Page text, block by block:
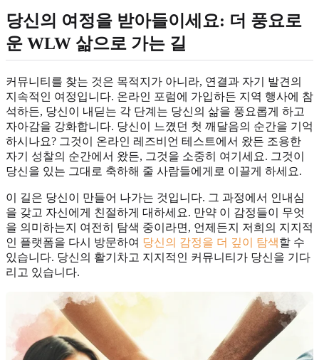
당신의 여정을 받아들이세요: 더 풍요로
운 WLW 삶으로 가는 길
커뮤니티를 찾는 것은 목적지가 아니라, 연결과 자기 발견의
지속적인 여정입니다. 온라인 포럼에 가입하든 지역 행사에 참
석하든, 당신이 내딛는 각 단계는 당신의 삶을 풍요롭게 하고
자아감을 강화합니다. 당신이 느꼈던 첫 깨달음의 순간을 기억
하시나요? 그것이 온라인 레즈비언 테스트에서 왔든 조용한
자기 성찰의 순간에서 왔든, 그것을 소중히 여기세요. 그것이
당신을 있는 그대로 축하해 줄 사람들에게로 이끌게 하세요.
이 길은 당신이 만들어 나가는 것입니다. 그 과정에서 인내심
을 갖고 자신에게 친절하게 대하세요. 만약 이 감정들이 무엇
을 의미하는지 여전히 탐색 중이라면, 언제든지 저희의 지지적
인 플랫폼을 다시 방문하여 당신의 감정을 더 깊이 탐색할 수
있습니다. 당신의 활기차고 지지적인 커뮤니티가 당신을 기다
리고 있습니다.